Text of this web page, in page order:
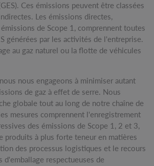
Ces émissions peuvent être classées
Les émissions directes,
de Scope 1, comprennent toutes
générées par les activités de l'entreprise.
au gaz naturel ou la flotte de véhicules
nous engageons à minimiser autant
de gaz à effet de serre. Nous
globale tout au long de notre chaîne de
mesures comprennent l'enregistrement
des émissions de Scope 1, 2 et 3,
produits à plus forte teneur en matières
des processus logistiques et le recours
d'emballage respectueuses de